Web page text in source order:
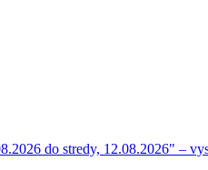
do stredy, 12.08.2026" –